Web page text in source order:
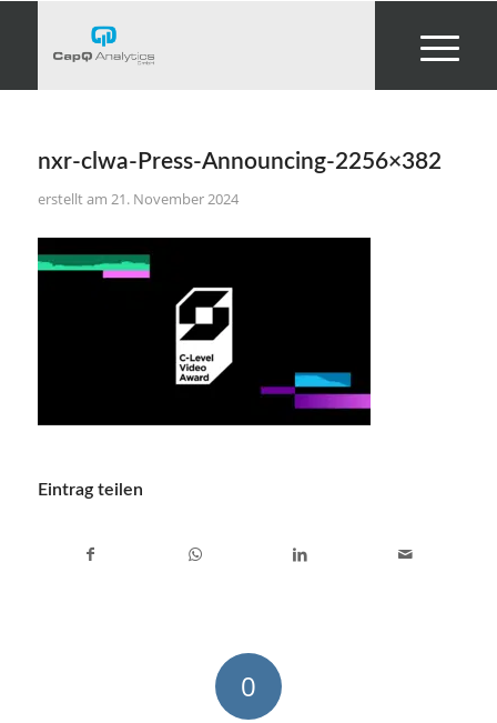
nxr-clwa-Press-Announcing-2256×382
21. November 2024
Eintrag teilen
0